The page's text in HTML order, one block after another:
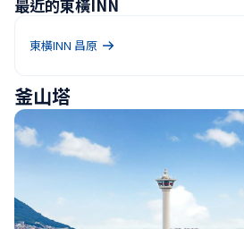
最近的東橫INN
東橫INN 昌原
釜山塔